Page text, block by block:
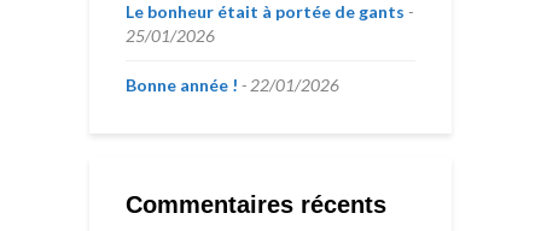
Le bonheur était à portée de gants
25/01/2026
Bonne année ! 22/01/2026
Commentaires récents